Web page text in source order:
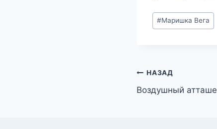
Метки
записи:
#Маришка Вега
Навигация
по
НАЗАД
Воздушный атташе